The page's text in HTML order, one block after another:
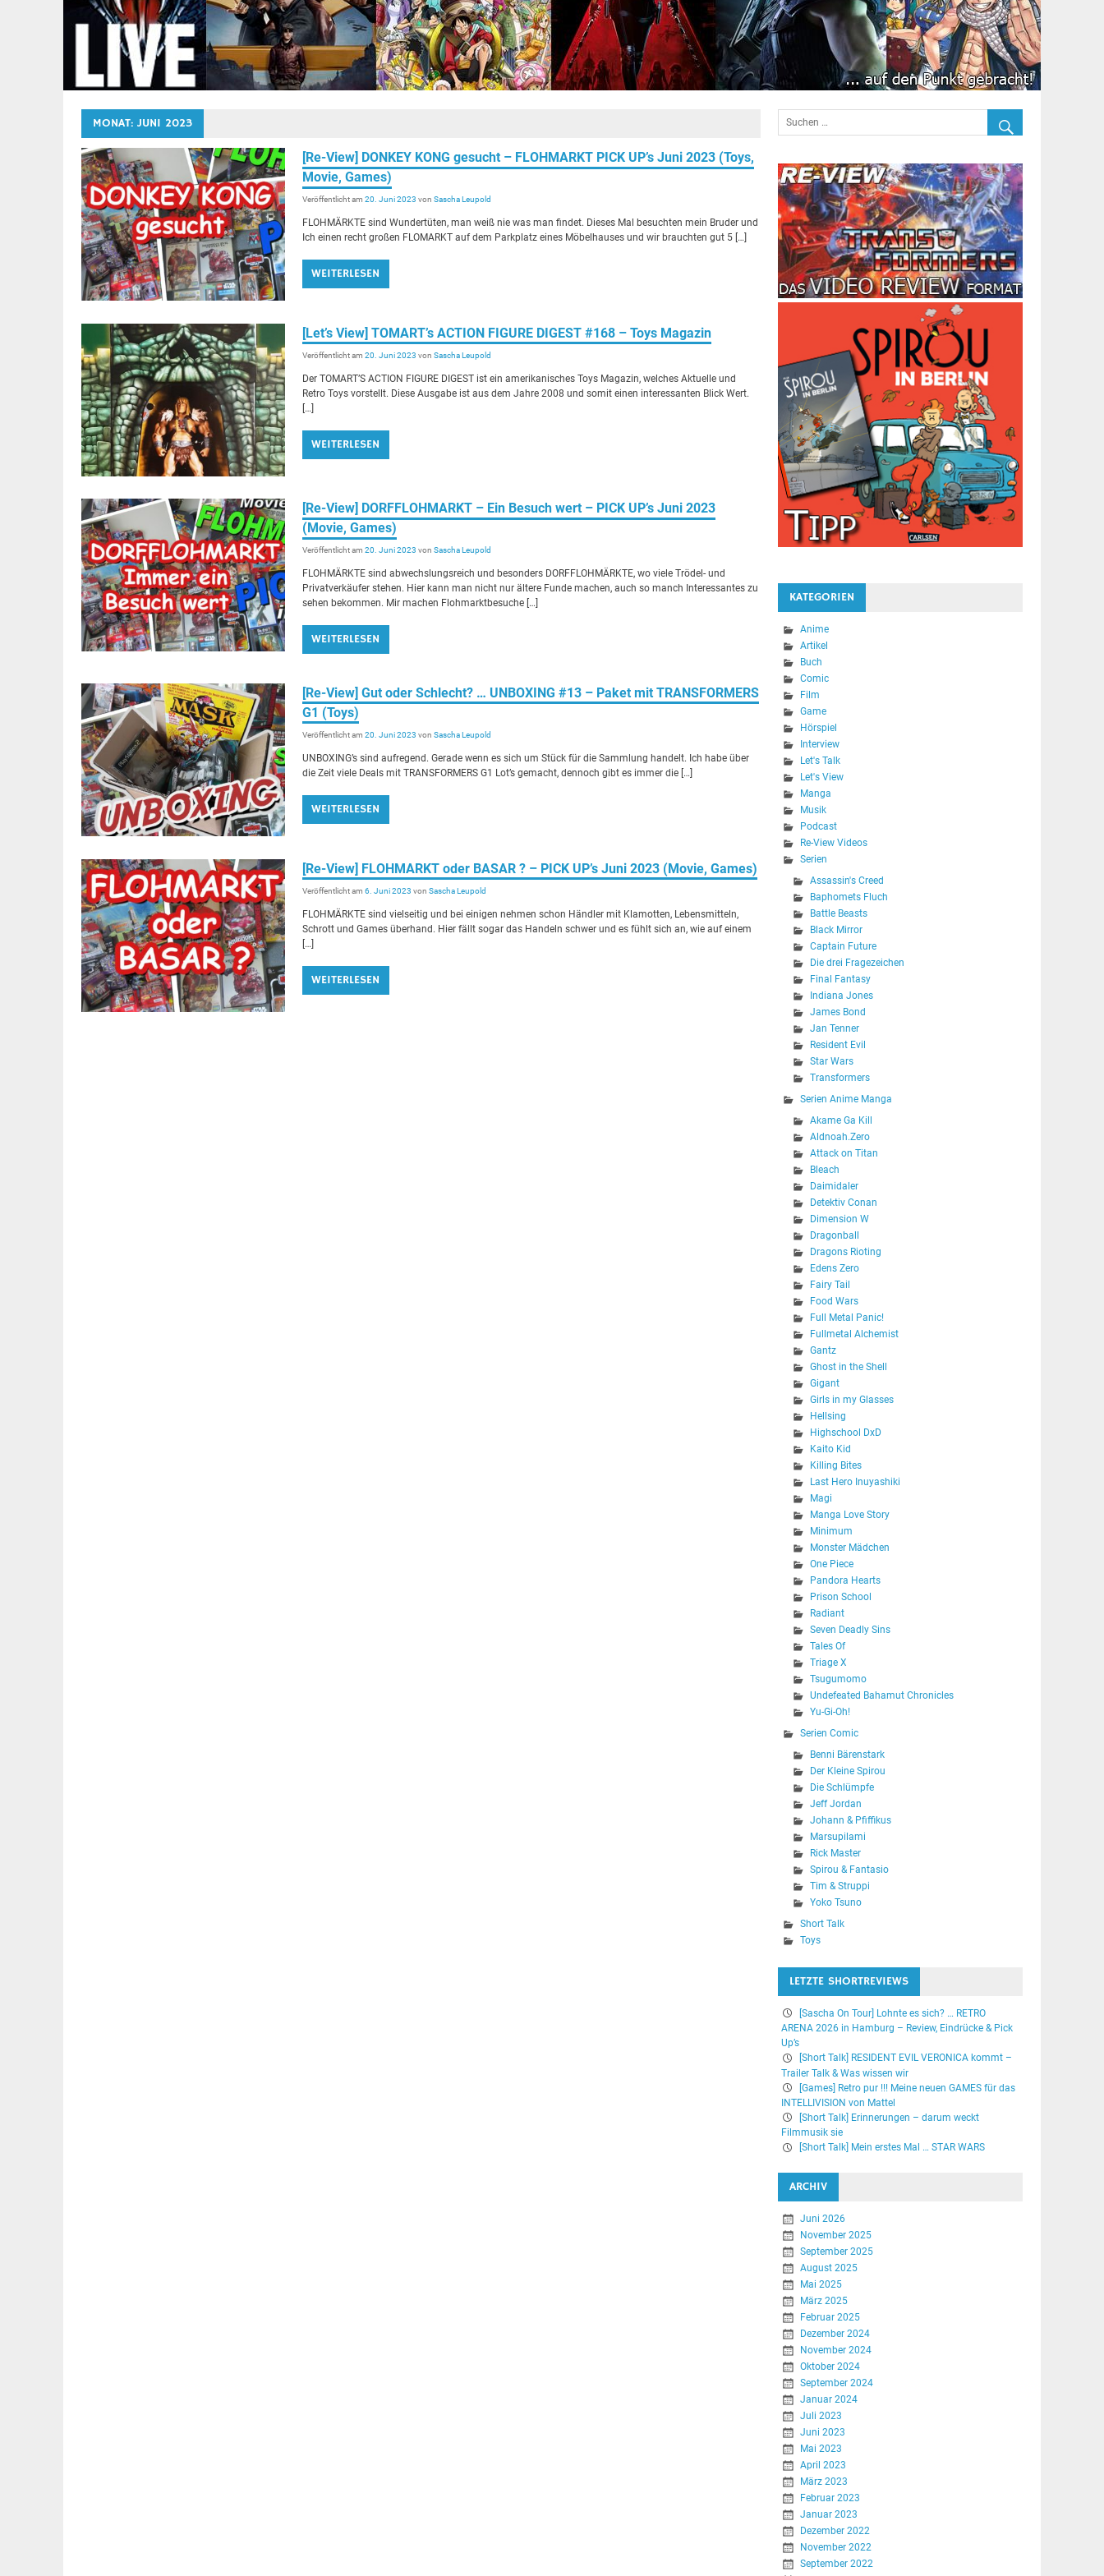
MONAT: JUNI 2023
[Re-View] DONKEY KONG gesucht – FLOHMARKT PICK UP’s Juni 2023 (Toys,
Movie, Games)
Veröffentlicht am20. Juni 2023 vonSascha Leupold
FLOHMÄRKTE sind Wundertüten, man weiß nie was man findet. Dieses Mal besuchten mein Bruder und
Ich einen recht großen FLOMARKT auf dem Parkplatz eines Möbelhauses und wir brauchten gut 5 […]
WEITERLESEN
[Let’s View] TOMART’s ACTION FIGURE DIGEST #168 – Toys Magazin
Veröffentlicht am20. Juni 2023 vonSascha Leupold
Der TOMART’S ACTION FIGURE DIGEST ist ein amerikanisches Toys Magazin, welches Aktuelle und
Retro Toys vorstellt. Diese Ausgabe ist aus dem Jahre 2008 und somit einen interessanten Blick Wert.
[…]
WEITERLESEN
[Re-View] DORFFLOHMARKT – Ein Besuch wert – PICK UP’s Juni 2023
(Movie, Games)
Veröffentlicht am20. Juni 2023 vonSascha Leupold
FLOHMÄRKTE sind abwechslungsreich und besonders DORFFLOHMÄRKTE, wo viele Trödel- und
Privatverkäufer stehen. Hier kann man nicht nur ältere Funde machen, auch so manch Interessantes zu
sehen bekommen. Mir machen Flohmarktbesuche […]
WEITERLESEN
[Re-View] Gut oder Schlecht? … UNBOXING #13 – Paket mit TRANSFORMERS
G1 (Toys)
Veröffentlicht am20. Juni 2023 vonSascha Leupold
UNBOXING’s sind aufregend. Gerade wenn es sich um Stück für die Sammlung handelt. Ich habe über
die Zeit viele Deals mit TRANSFORMERS G1 Lot’s gemacht, dennoch gibt es immer die […]
WEITERLESEN
[Re-View] FLOHMARKT oder BASAR ? – PICK UP’s Juni 2023 (Movie, Games)
Veröffentlicht am6. Juni 2023 vonSascha Leupold
FLOHMÄRKTE sind vielseitig und bei einigen nehmen schon Händler mit Klamotten, Lebensmitteln,
Schrott und Games überhand. Hier fällt sogar das Handeln schwer und es fühlt sich an, wie auf einem
[…]
WEITERLESEN
KATEGORIEN
Anime
Artikel
Buch
Comic
Film
Game
Hörspiel
Interview
Let's Talk
Let's View
Manga
Musik
Podcast
Re-View Videos
Serien
Assassin's Creed
Baphomets Fluch
Battle Beasts
Black Mirror
Captain Future
Die drei Fragezeichen
Final Fantasy
Indiana Jones
James Bond
Jan Tenner
Resident Evil
Star Wars
Transformers
Serien Anime Manga
Akame Ga Kill
Aldnoah.Zero
Attack on Titan
Bleach
Daimidaler
Detektiv Conan
Dimension W
Dragonball
Dragons Rioting
Edens Zero
Fairy Tail
Food Wars
Full Metal Panic!
Fullmetal Alchemist
Gantz
Ghost in the Shell
Gigant
Girls in my Glasses
Hellsing
Highschool DxD
Kaito Kid
Killing Bites
Last Hero Inuyashiki
Magi
Manga Love Story
Minimum
Monster Mädchen
One Piece
Pandora Hearts
Prison School
Radiant
Seven Deadly Sins
Tales Of
Triage X
Tsugumomo
Undefeated Bahamut Chronicles
Yu-Gi-Oh!
Serien Comic
Benni Bärenstark
Der Kleine Spirou
Die Schlümpfe
Jeff Jordan
Johann & Pfiffikus
Marsupilami
Rick Master
Spirou & Fantasio
Tim & Struppi
Yoko Tsuno
Short Talk
Toys
LETZTE SHORTREVIEWS
[Sascha On Tour] Lohnte es sich? … RETRO
ARENA 2026 in Hamburg – Review, Eindrücke & Pick
Up’s
[Short Talk] RESIDENT EVIL VERONICA kommt –
Trailer Talk & Was wissen wir
[Games] Retro pur !!! Meine neuen GAMES für das
INTELLIVISION von Mattel
[Short Talk] Erinnerungen – darum weckt
Filmmusik sie
[Short Talk] Mein erstes Mal … STAR WARS
ARCHIV
Juni 2026
November 2025
September 2025
August 2025
Mai 2025
März 2025
Februar 2025
Dezember 2024
November 2024
Oktober 2024
September 2024
Januar 2024
Juli 2023
Juni 2023
Mai 2023
April 2023
März 2023
Februar 2023
Januar 2023
Dezember 2022
November 2022
September 2022